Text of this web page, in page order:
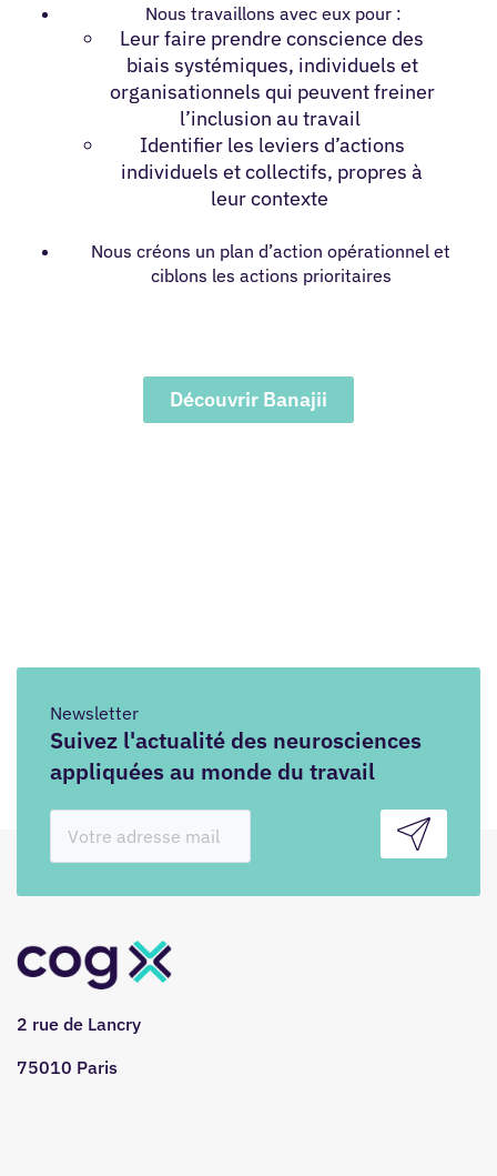
Nous travaillons avec eux pour :
Leur faire prendre conscience des
biais systémiques, individuels et
organisationnels qui peuvent freiner
l’inclusion au travail
Identifier les leviers d’actions
individuels et collectifs, propres à
leur contexte
Nous créons un plan d’action opérationnel et
ciblons les actions prioritaires
Découvrir Banajii
Newsletter
Suivez l'actualité des neurosciences
appliquées au monde du travail
2 rue de Lancry
75010 Paris